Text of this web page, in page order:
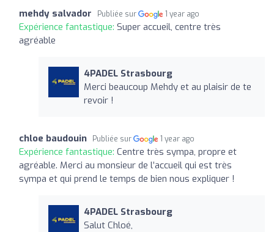
mehdy salvador Publiée sur 1 year ago
Expérience fantastique: Super accueil, centre très
agréable
4PADEL Strasbourg
Merci beaucoup Mehdy et au plaisir de te
revoir !
chloe baudouin Publiée sur 1 year ago
Expérience fantastique: Centre très sympa, propre et
agréable. Merci au monsieur de l’accueil qui est très
sympa et qui prend le temps de bien nous expliquer !
4PADEL Strasbourg
Salut Chloé,